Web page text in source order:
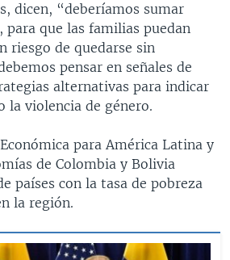
dicen, “deberíamos sumar
para que las familias puedan
riesgo de quedarse sin
pensar en señales de
alternativas para indicar
la violencia de género.
para América Latina y
de Colombia y Bolivia
países con la tasa de pobreza
la región.